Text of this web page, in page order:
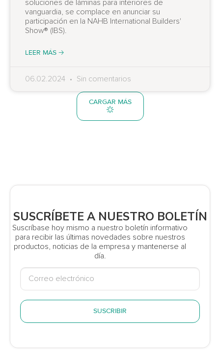
soluciones de láminas para interiores de
vanguardia, se complace en anunciar su
participación en la NAHB International Builders'
Show® (IBS).
LEER MÁS 🡢
06.02.2024 Sin comentarios
CARGAR MÁS
SUSCRÍBETE A NUESTRO BOLETÍN
Suscríbase hoy mismo a nuestro boletín informativo
para recibir las últimas novedades sobre nuestros
productos, noticias de la empresa y mantenerse al
día.
SUSCRIBIR